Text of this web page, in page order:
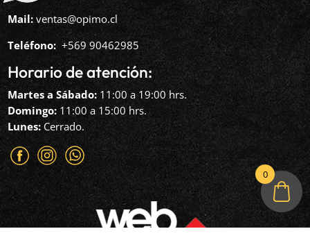
Mail: ventas@opimo.cl
Teléfono: ‪+569 90462985‬
Horario de atención:
Martes a Sábado: 11:00 a 19:00 hrs.
Domingo: 11:00 a 15:00 hrs.
Lunes: Cerrado.
0